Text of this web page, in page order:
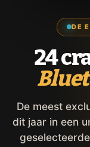
DE
24
De meest
dit jaar in een